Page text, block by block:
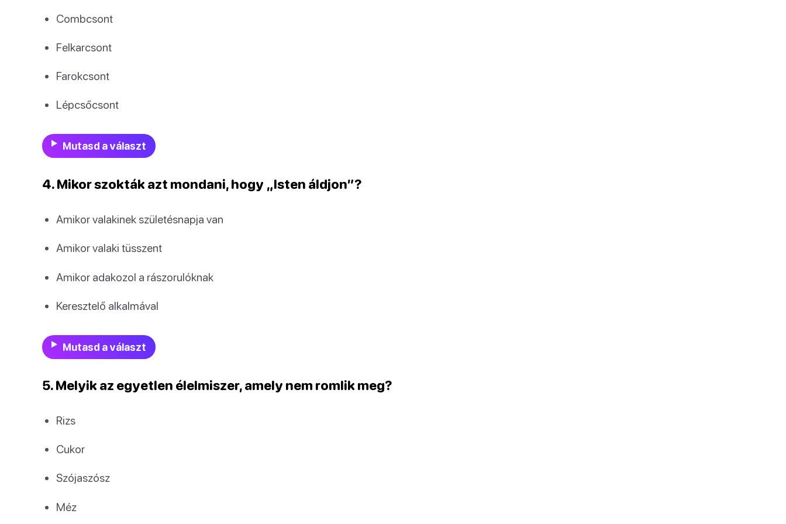
Combcsont
Felkarcsont
Farokcsont
Lépcsőcsont
Mutasd a választ
4. Mikor szokták azt mondani, hogy „Isten áldjon”?
Amikor valakinek születésnapja van
Amikor valaki tüsszent
Amikor adakozol a rászorulóknak
Keresztelő alkalmával
Mutasd a választ
5. Melyik az egyetlen élelmiszer, amely nem romlik meg?
Rizs
Cukor
Szójaszósz
Méz